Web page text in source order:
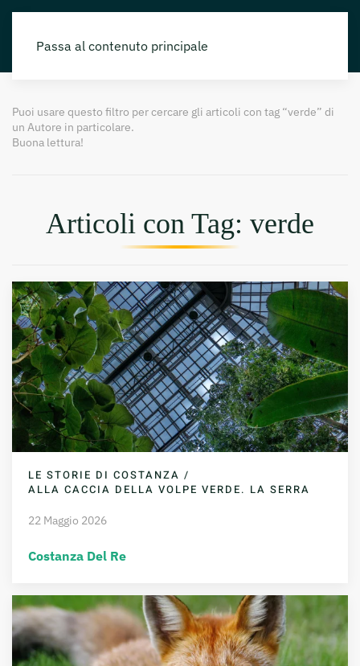
Passa al contenuto principale
Puoi usare questo filtro per cercare gli articoli con tag “verde” di
un Autore in particolare.
Buona lettura!
Articoli con Tag: verde
LE STORIE DI COSTANZA /
ALLA CACCIA DELLA VOLPE VERDE. LA SERRA
22 Maggio 2026
Costanza Del Re